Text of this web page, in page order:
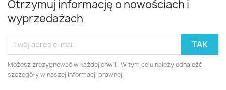
Otrzymuj informację o nowościach i
wyprzedażach
Możesz zrezygnować w każdej chwili. W tym celu należy odnaleźć
szczegóły w naszej informacji prawnej.